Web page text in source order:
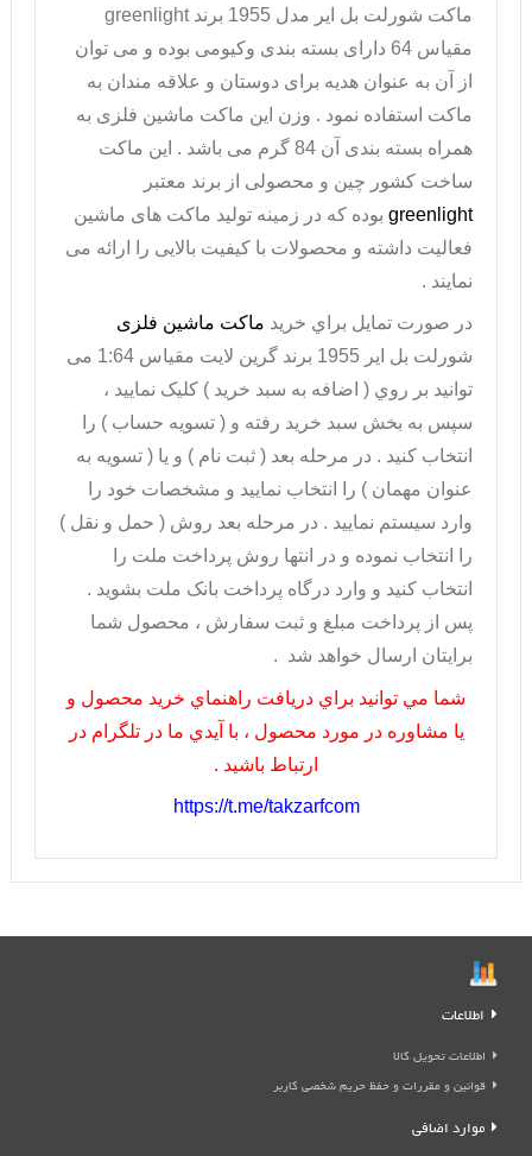
ماکت شورلت بل ایر مدل 1955 برند
greenlight
مقیاس 64 دارای بسته بندی وکیومی بوده و می توان
از آن به عنوان هدیه برای دوستان و علاقه مندان به
ماکت استفاده نمود . وزن این ماکت ماشین فلزی به
همراه بسته بندی آن 84 گرم می باشد . این ماکت
ساخت کشور چین و محصولی از برند معتبر
greenlight بوده که در زمینه تولید ماکت های ماشین
فعالیت داشته و محصولات با کیفیت بالایی را ارائه می
نمایند .
در صورت تمايل براي خريد ماکت ماشین فلزی
شورلت بل ایر 1955 برند گرین لایت مقیاس 1:64 می
توانيد بر روي ( اضافه به سبد خريد ) کليک نماييد ،
سپس به بخش سبد خريد رفته و ( تسويه حساب ) را
انتخاب کنيد . در مرحله بعد ( ثبت نام ) و يا ( تسويه به
عنوان مهمان ) را انتخاب نماييد و مشخصات خود را
وارد سيستم نماييد . در مرحله بعد روش ( حمل و نقل )
را انتخاب نموده و در انتها روش پرداخت ملت را
انتخاب کنيد و وارد درگاه پرداخت بانک ملت بشويد .
پس از پرداخت مبلغ و ثبت سفارش ، محصول شما
برايتان ارسال خواهد شد .
شما مي توانيد براي دريافت راهنماي خريد محصول و
يا مشاوره در مورد محصول ، با آيدي ما در تلگرام در
ارتباط باشيد .
https://t.me/takzarfcom
اطلاعات
اطلاعات تحویل کالا
قوانین و مقررات و حفظ حریم شخصی کاربر
موارد اضافی